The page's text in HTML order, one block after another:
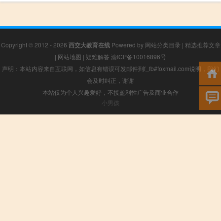
Copyright © 2012 - 2026 西交大教育在线Powered by 网站分类目录 | 精选推荐文章
| 网站地图 | 疑难解答 渝ICP备10016896号
声明：本站内容来自互联网，如信息有错误可发邮件到f_fb#foxmail.com说明，我们
会及时纠正，谢谢
本站仅为个人兴趣爱好，不接盈利性广告及商业合作
小男孩